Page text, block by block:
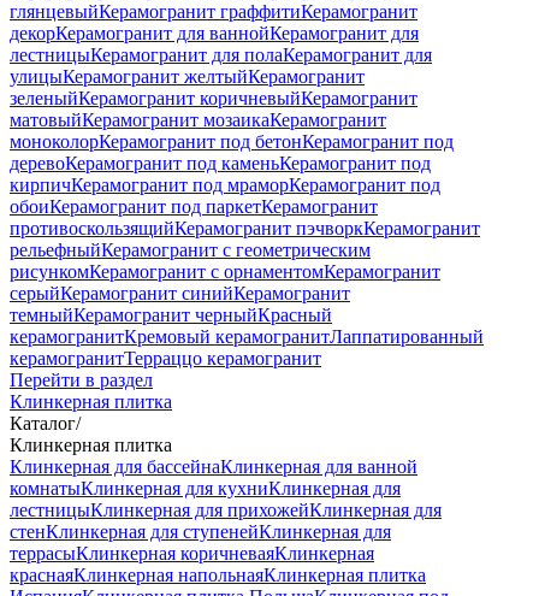
глянцевыйКерамогранит граффитиКерамогранит
декорКерамогранит для ваннойКерамогранит для
лестницыКерамогранит для полаКерамогранит для
улицыКерамогранит желтыйКерамогранит
зеленыйКерамогранит коричневыйКерамогранит
матовыйКерамогранит мозаикаКерамогранит
моноколорКерамогранит под бетонКерамогранит под
деревоКерамогранит под каменьКерамогранит под
кирпичКерамогранит под мраморКерамогранит под
обоиКерамогранит под паркетКерамогранит
противоскользящийКерамогранит пэчворкКерамогранит
рельефныйКерамогранит с геометрическим
рисункомКерамогранит с орнаментомКерамогранит
серыйКерамогранит синийКерамогранит
темныйКерамогранит черныйКрасный
керамогранитКремовый керамогранитЛаппатированный
керамогранитТерраццо керамогранит
Перейти в раздел
Клинкерная плитка
Каталог/
Клинкерная плитка
Клинкерная для бассейнаКлинкерная для ванной
комнатыКлинкерная для кухниКлинкерная для
лестницыКлинкерная для прихожейКлинкерная для
стенКлинкерная для ступенейКлинкерная для
террасыКлинкерная коричневаяКлинкерная
краснаяКлинкерная напольнаяКлинкерная плитка